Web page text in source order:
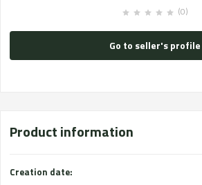
(0)
Go to seller's profile
Product information
Creation date: